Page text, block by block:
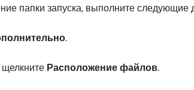
папки запуска, выполните следующие
.
Расположение файлов.